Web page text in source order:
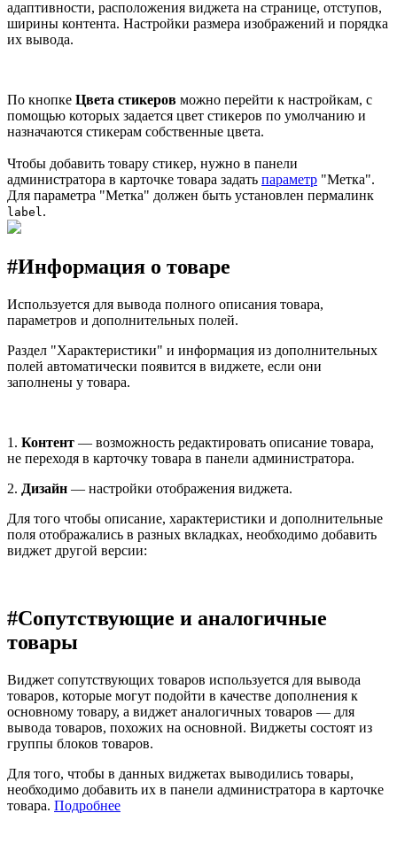
адаптивности, расположения виджета на странице, отступов,
ширины контента. Настройки размера изображений и порядка
их вывода.
По кнопке Цвета стикеров можно перейти к настройкам, с
помощью которых задается цвет стикеров по умолчанию и
назначаются стикерам собственные цвета.
Чтобы добавить товару стикер, нужно в панели
администратора в карточке товара задать параметр "Метка".
Для параметра "Метка" должен быть установлен пермалинк
label.
#Информация о товаре
Используется для вывода полного описания товара,
параметров и дополнительных полей.
Раздел "Характеристики" и информация из дополнительных
полей автоматически появится в виджете, если они
заполнены у товара.
1. Контент — возможность редактировать описание товара,
не переходя в карточку товара в панели администратора.
2. Дизайн — настройки отображения виджета.
Для того чтобы описание, характеристики и дополнительные
поля отображались в разных вкладках, необходимо добавить
виджет другой версии:
#Сопутствующие и аналогичные
товары
Виджет сопутствующих товаров используется для вывода
товаров, которые могут подойти в качестве дополнения к
основному товару, а виджет аналогичных товаров — для
вывода товаров, похожих на основной. Виджеты состоят из
группы блоков товаров.
Для того, чтобы в данных виджетах выводились товары,
необходимо добавить их в панели администратора в карточке
товара. Подробнее